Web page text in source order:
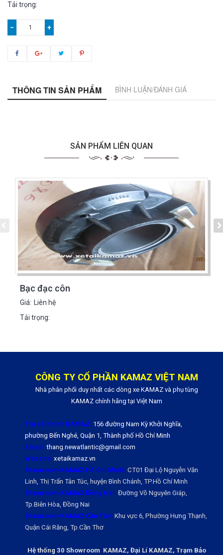
Tải trọng:
− +
THÔNG TIN SẢN PHẨM BÌNH LUẬN/ĐÁNH GIÁ
SẢN PHẨM LIÊN QUAN
Bạc đạc côn
Giá: Liên hệ
Tải trọng:
CÔNG TY CỔ PHẦN KAMAZ VIỆT NAM
Nhà phân phối duy nhất các dòng xe KAMAZ và phụ tùng
KAMAZ chính hãng tại Việt Nam
Trụ sở chính KAMAZ: 156 đường Nam Kỳ Khởi Nghĩa,
phường Bến Nghé, Quận 1, Thành phố Hồ Chí Minh
Email: thang.newatlantic@gmail.com
Website: xetaikamaz.vn
Showroom KAMAZ Hồ Chí Minh: CT01 Đại Lộ Nguyễn Văn
Linh, Thị Trấn Tân Túc, huyện Bình Chánh, TP.Hồ Chí Minh
Showroom KAMAZ Đồng Nai: Đường Võ Nguyên Giáp,
Tp.Biên Hòa, Đồng Nai
Showroom KAMAZ Cần Thơ: Khu vực 6, Phường Hưng Thạnh,
Quận Cái Răng, Tp.Cần Thơ
Hệ thống 30 Showroom KAMAZ, Đại Lí KAMAZ, Trạm Bảo